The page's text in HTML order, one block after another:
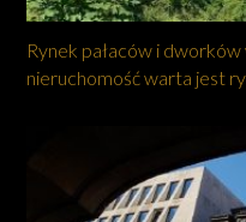
Rynek pałaców i
nieruchomość warta jest